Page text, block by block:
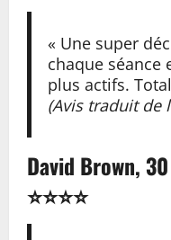
« Une super
chaque séance
plus actifs.
(Avis traduit de
David Brown,
⭐⭐⭐⭐